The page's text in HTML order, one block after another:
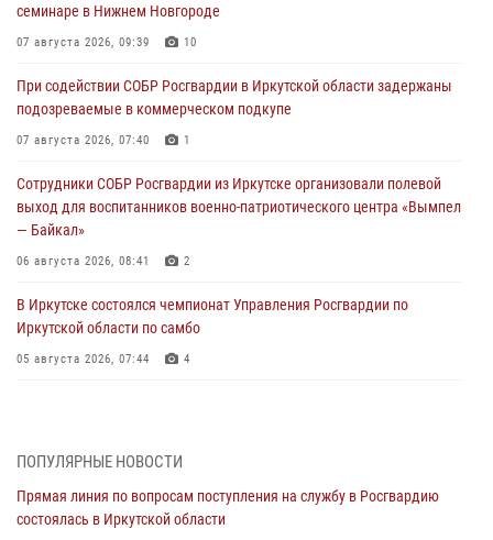
семинаре в Нижнем Новгороде
07 августа 2026, 09:39 10
При содействии СОБР Росгвардии в Иркутской области задержаны
подозреваемые в коммерческом подкупе
07 августа 2026, 07:40 1
Сотрудники СОБР Росгвардии из Иркутске организовали полевой
выход для воспитанников военно-патриотического центра «Вымпел
— Байкал»
06 августа 2026, 08:41 2
В Иркутске состоялся чемпионат Управления Росгвардии по
Иркутской области по самбо
05 августа 2026, 07:44 4
04 августа 2026, 07:14 3
Росгвардейцы потушили загоревшийся автомобиль в Иркутске
03 августа 2026, 04:55
ПОПУЛЯРНЫЕ НОВОСТИ
Прямая линия по вопросам поступления на службу в Росгвардию
состоялась в Иркутской области